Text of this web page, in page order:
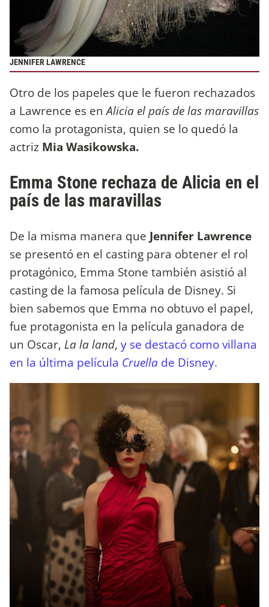
JENNIFER LAWRENCE
Otro de los papeles que le fueron rechazados
a Lawrence es enAlicia el país de las maravillas
como la protagonista, quien se lo quedó la
actriz Mia Wasikowska.
Emma Stone rechaza de Alicia en el
país de las maravillas
De la misma manera que Jennifer Lawrence
se presentó en el casting para obtener el rol
protagónico, Emma Stone también asistió al
casting de la famosa película de Disney. Si
bien sabemos que Emma no obtuvo el papel,
fue protagonista en la película ganadora de
un Oscar, La la land, y se destacó como villana
en la última película Cruella de Disney.